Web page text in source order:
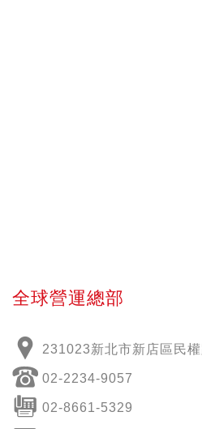
全球營運總部
231023新北市新店區民
02-2234-9057
02-8661-5329